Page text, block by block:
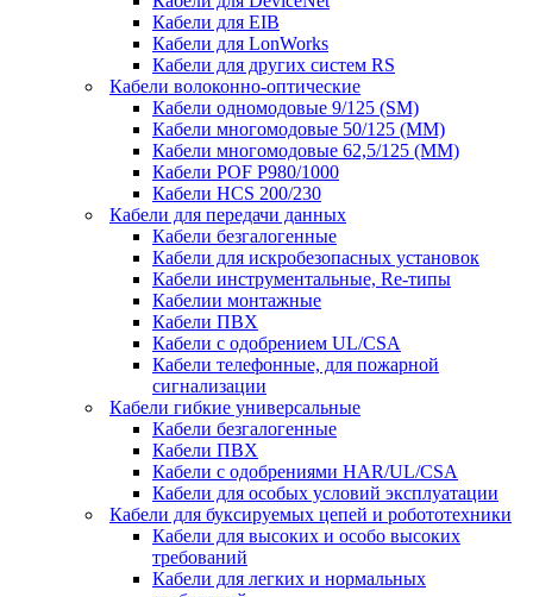
Кабели для EIB
Кабели для LonWorks
Кабели для других систем RS
Кабели волоконно-оптические
Кабели одномодовые 9/125 (SM)
Кабели многомодовые 50/125 (ММ)
Кабели многомодовые 62,5/125 (ММ)
Кабели POF P980/1000
Кабели HCS 200/230
Кабели для передачи данных
Кабели безгалогенные
Кабели для искробезопасных установок
Кабели инструментальные, Re-типы
Кабелии монтажные
Кабели ПВХ
Кабели с одобрением UL/CSA
Кабели телефонные, для пожарной
сигнализации
Кабели гибкие универсальные
Кабели безгалогенные
Кабели ПВХ
Кабели с одобрениями HAR/UL/CSA
Кабели для особых условий эксплуатации
Кабели для буксируемых цепей и робототехники
Кабели для высоких и особо высоких
требований
Кабели для легких и нормальных